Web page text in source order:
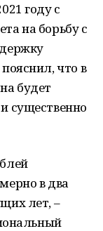
году с
на борьбу с
что в
будет
существенно
в два
лет, –